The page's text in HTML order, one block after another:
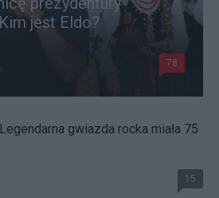
jest Eldo?
78
gwiazda rocka miała 75
15